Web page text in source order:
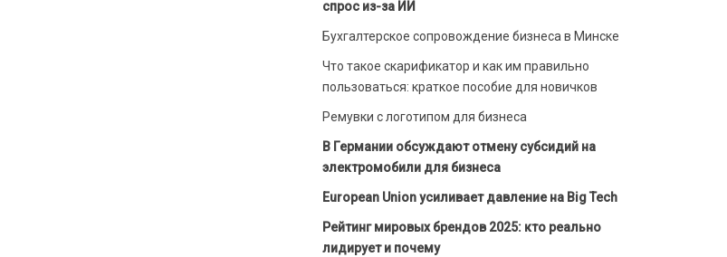
спрос из-за ИИ
Бухгалтерское сопровождение бизнеса в Минске
Что такое скарификатор и как им правильно
пользоваться: краткое пособие для новичков
Ремувки с логотипом для бизнеса
В Германии обсуждают отмену субсидий на
электромобили для бизнеса
European Union усиливает давление на Big Tech
Рейтинг мировых брендов 2025: кто реально
лидирует и почему